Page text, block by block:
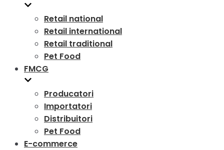
Retail national
Retail international
Retail traditional
Pet Food
FMCG
Producatori
Importatori
Distribuitori
Pet Food
E-commerce